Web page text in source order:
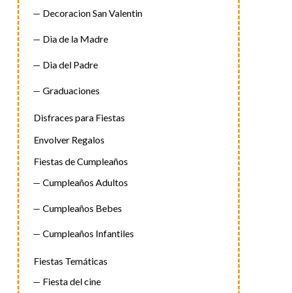
Decoracion San Valentin
Dia de la Madre
Dia del Padre
Graduaciones
Disfraces para Fiestas
Envolver Regalos
Fiestas de Cumpleaños
Cumpleaños Adultos
Cumpleaños Bebes
Cumpleaños Infantiles
Fiestas Temáticas
Fiesta del cine